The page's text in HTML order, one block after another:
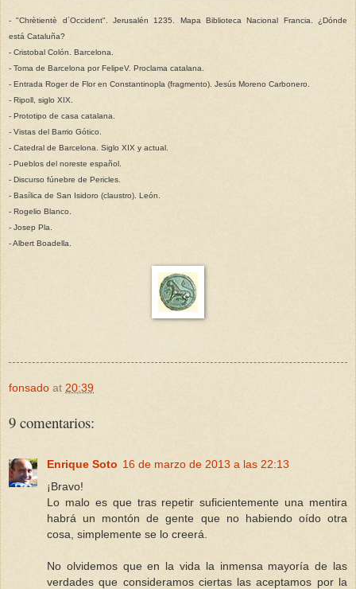
- "Chrètientè d´Occident". Jerusalén 1235. Mapa Biblioteca Nacional Francia. ¿Dónde
está Cataluña?
- Cristobal Colón. Barcelona.
- Toma de Barcelona por FelipeV. Proclama catalana.
- Entrada Roger de Flor en Constantinopla (fragmento). Jesús Moreno Carbonero.
- Ripoll, siglo XIX.
- Prototipo de casa catalana.
- Vistas del Barrio Gótico.
- Catedral de Barcelona. Siglo XIX y actual.
- Pueblos del noreste español.
- Discurso fúnebre de Pericles.
- Basílica de San Isidoro (claustro). León.
- Rogelio Blanco.
- Josep Pla.
- Albert Boadella.
fonsado at 20:39
9 comentarios:
Enrique Soto 16 de marzo de 2013 a las 22:13
¡Bravo!
Lo malo es que tras repetir suficientemente una mentira
habrá un montón de gente que no habiendo oído otra
cosa, simplemente se lo creerá.
No olvidemos que en la vida la inmensa mayoría de las
verdades que consideramos ciertas las aceptamos por la